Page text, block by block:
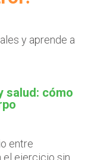
y aprende a
salud: cómo
entre
el ejercicio sin